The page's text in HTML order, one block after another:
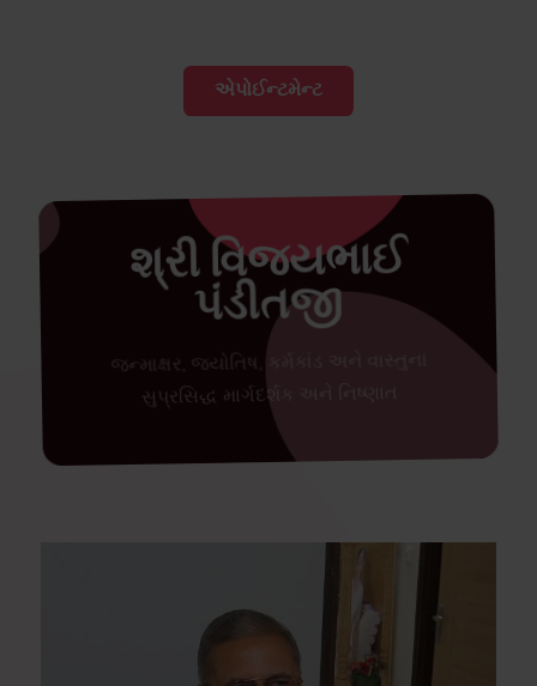
એપોઈન્ટમેન્ટ
શ્રી વિજયભાઈ
પંડીતજી
જન્માક્ષર, જ્યોતિષ, કર્મકાંડ અને વાસ્તુના
સુપ્રસિદ્ધ માર્ગદર્શક અને નિષ્ણાત